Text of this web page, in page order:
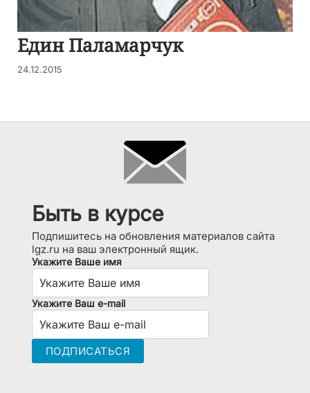
Един Паламарчук
24.12.2015
Быть в курсе
Подпишитесь на обновления материалов сайта
lgz.ru на ваш электронный ящик.
Укажите Ваше имя
Укажите Ваш e-mail